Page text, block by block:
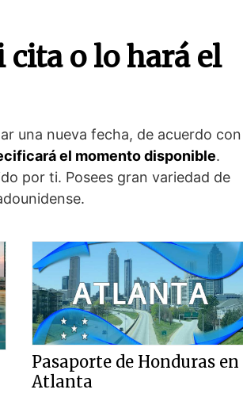
cita o lo hará el
una nueva fecha, de acuerdo con
el momento disponible.
por ti. Posees gran variedad de
Pasaporte de Honduras en
Atlanta